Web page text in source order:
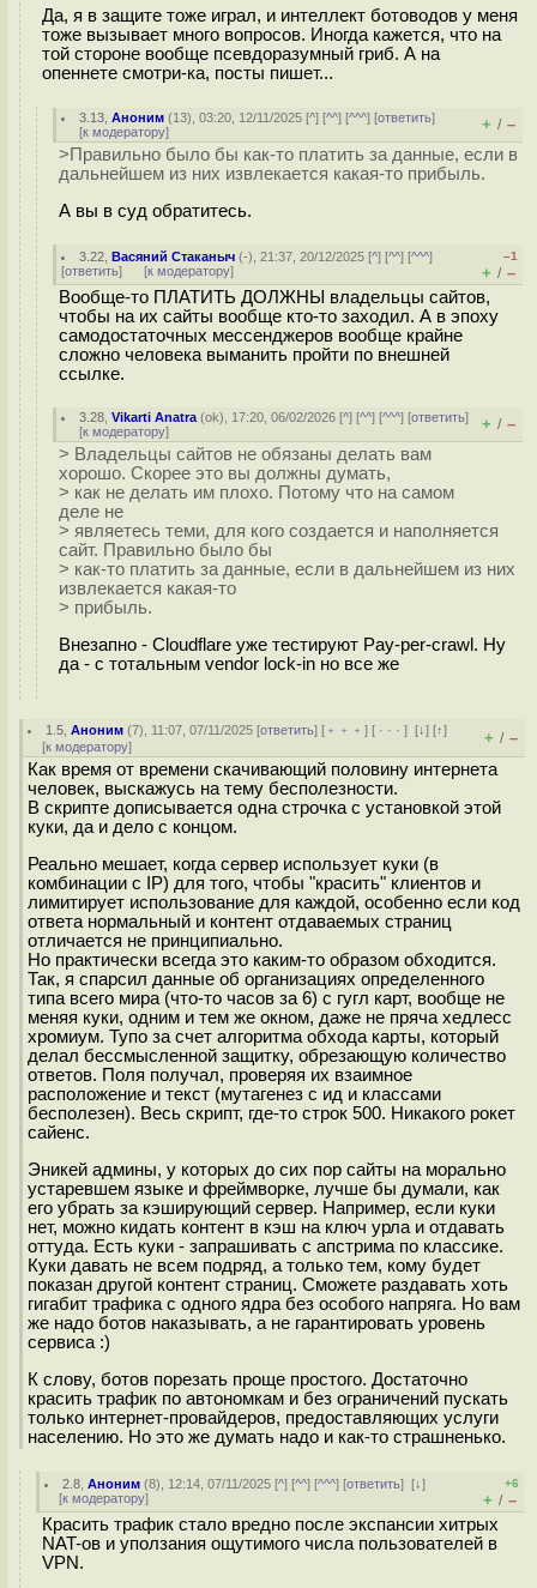
Да, я в защите тоже играл, и интеллект ботоводов у меня
тоже вызывает много вопросов. Иногда кажется, что на
той стороне вообще псевдоразумный гриб. А на
опеннете смотри-ка, посты пишет...
3.13 ,Аноним (13), 03:20, 12/11/2025 [^] [^^] [^^^] [ответить]
[к модератору] + / –
>Правильно было бы как-то платить за данные, если в
дальнейшем из них извлекается какая-то прибыль.
А вы в суд обратитесь.
3.22 ,Васяний Стаканыч (-), 21:37, 20/12/2025 [^] [^^] [^^^]
[ответить] [к модератору]
–1
+ / –
Вообще-то ПЛАТИТЬ ДОЛЖНЫ владельцы сайтов,
чтобы на их сайты вообще кто-то заходил. А в эпоху
самодостаточных мессенджеров вообще крайне
сложно человека выманить пройти по внешней
ссылке.
3.28 ,Vikarti Anatra (ok), 17:20, 06/02/2026 [^] [^^] [^^^] [ответить]
[к модератору] + / –
> Владельцы сайтов не обязаны делать вам
хорошо. Скорее это вы должны думать,
> как не делать им плохо. Потому что на самом
деле не
> являетесь теми, для кого создается и наполняется
сайт. Правильно было бы
> как-то платить за данные, если в дальнейшем из них
извлекается какая-то
> прибыль.
Внезапно - Cloudflare уже тестируют Pay-per-crawl. Ну
да - с тотальным vendor lock-in но все же
1.5 ,Аноним (7), 11:07, 07/11/2025 [ответить] [ ﹢﹢﹢] [ · · ·][↓] [↑]
[к модератору] + / –
Как время от времени скачивающий половину интернета
человек, выскажусь на тему бесполезности.
В скрипте дописывается одна строчка с установкой этой
куки, да и дело с концом.
Реально мешает, когда сервер использует куки (в
комбинации с IP) для того, чтобы "красить" клиентов и
лимитирует использование для каждой, особенно если код
ответа нормальный и контент отдаваемых страниц
отличается не принципиально.
Но практически всегда это каким-то образом обходится.
Так, я спарсил данные об организациях определенного
типа всего мира (что-то часов за 6) с гугл карт, вообще не
меняя куки, одним и тем же окном, даже не пряча хедлесс
хромиум. Тупо за счет алгоритма обхода карты, который
делал бессмысленной защитку, обрезающую количество
ответов. Поля получал, проверяя их взаимное
расположение и текст (мутагенез с ид и классами
бесполезен). Весь скрипт, где-то строк 500. Никакого рокет
сайенс.
Эникей админы, у которых до сих пор сайты на морально
устаревшем языке и фреймворке, лучше бы думали, как
его убрать за кэширующий сервер. Например, если куки
нет, можно кидать контент в кэш на ключ урла и отдавать
оттуда. Есть куки - запрашивать с апстрима по классике.
Куки давать не всем подряд, а только тем, кому будет
показан другой контент страниц. Сможете раздавать хоть
гигабит трафика с одного ядра без особого напряга. Но вам
же надо ботов наказывать, а не гарантировать уровень
сервиса :)
К слову, ботов порезать проще простого. Достаточно
красить трафик по автономкам и без ограничений пускать
только интернет-провайдеров, предоставляющих услуги
населению. Но это же думать надо и как-то страшненько.
2.8 ,Аноним (8), 12:14, 07/11/2025 [^] [^^] [^^^] [ответить][↓]
[к модератору]
+6
+ / –
Красить трафик стало вредно после экспансии хитрых
NAT-ов и уползания ощутимого числа пользователей в
VPN.